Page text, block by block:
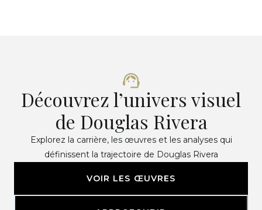
Découvrez l’univers visuel
de Douglas Rivera
Explorez la carrière, les œuvres et les analyses qui
définissent la trajectoire de Douglas Rivera
VOIR LES ŒUVRES